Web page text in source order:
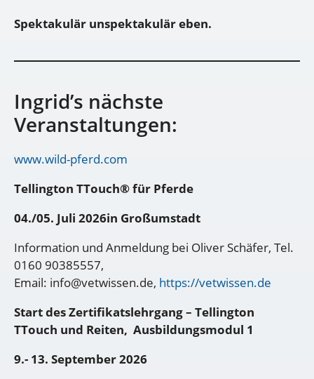
Spektakulär unspektakulär eben.
Ingrid’s nächste
Veranstaltungen:
www.wild-pferd.com
Tellington TTouch® für Pferde
04./05. Juli 2026in Großumstadt
Information und Anmeldung bei Oliver Schäfer, Tel.
0160 90385557,
Email: info@vetwissen.de, https://vetwissen.de
Start des Zertifikatslehrgang – Tellington
TTouch und Reiten, Ausbildungsmodul 1
9.- 13. September 2026